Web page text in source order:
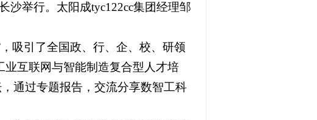
沙举行。太阳成tyc122cc集团经理邹
吸引了全国政、行、企、校、研领
互联网与智能制造复合型人才培
通过专题报告，交流分享数智工科